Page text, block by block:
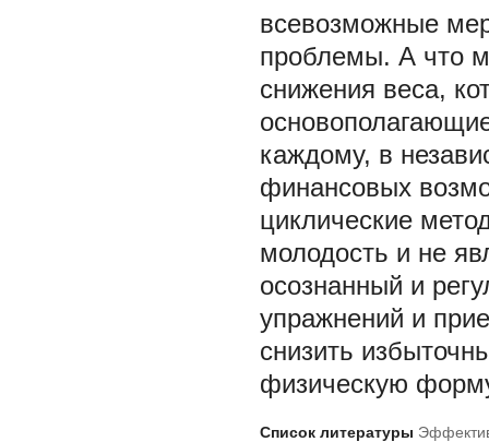
всевозможные
проблемы. А что
снижения веса,
каждому, в
финансовых
циклические
молодость и не
осознанный и
упражнений и
снизить
физическую
Список литературы